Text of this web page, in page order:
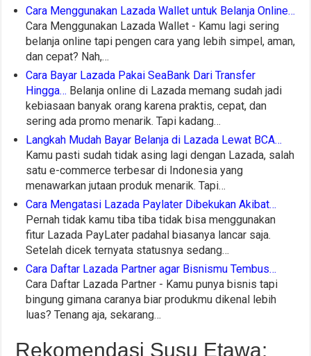
Cara Menggunakan Lazada Wallet untuk Belanja Online…
Cara Menggunakan Lazada Wallet - Kamu lagi sering
belanja online tapi pengen cara yang lebih simpel, aman,
dan cepat? Nah,…
Cara Bayar Lazada Pakai SeaBank Dari Transfer
Hingga… Belanja online di Lazada memang sudah jadi
kebiasaan banyak orang karena praktis, cepat, dan
sering ada promo menarik. Tapi kadang…
Langkah Mudah Bayar Belanja di Lazada Lewat BCA…
Kamu pasti sudah tidak asing lagi dengan Lazada, salah
satu e-commerce terbesar di Indonesia yang
menawarkan jutaan produk menarik. Tapi…
Cara Mengatasi Lazada Paylater Dibekukan Akibat…
Pernah tidak kamu tiba tiba tidak bisa menggunakan
fitur Lazada PayLater padahal biasanya lancar saja.
Setelah dicek ternyata statusnya sedang…
Cara Daftar Lazada Partner agar Bisnismu Tembus…
Cara Daftar Lazada Partner - Kamu punya bisnis tapi
bingung gimana caranya biar produkmu dikenal lebih
luas? Tenang aja, sekarang…
Rekomendasi Susu Etawa: